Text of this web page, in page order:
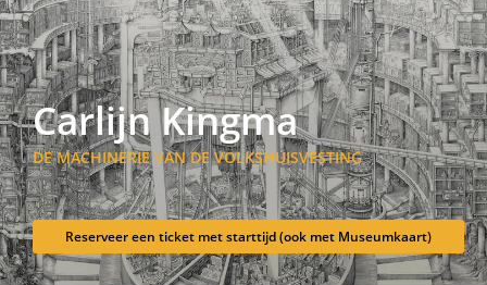
Carlijn Kingma
DE MACHINERIE VAN DE VOLKSHUISVESTING
Reserveer een ticket met starttijd (ook met Museumkaart)